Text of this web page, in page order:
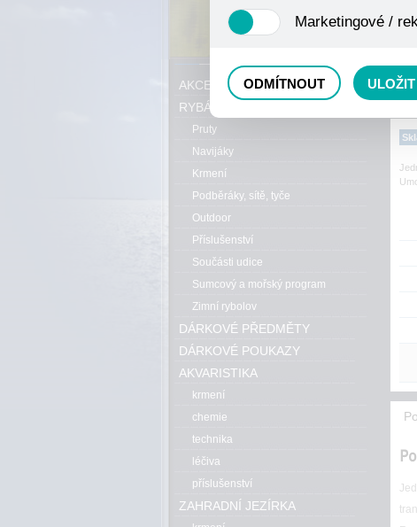
AKCE, SLEVY, VÝPRODEJ
RYBÁŘSKÝ SORTIMENT
Pruty
Navijáky
Krmení
Podběráky, sítě, tyče
Outdoor
Příslušenství
Součásti udice
Sumcový a mořský program
Zimní rybolov
DÁRKOVÉ PŘEDMĚTY
DÁRKOVÉ POUKAZY
AKVARISTIKA
krmení
chemie
technika
léčiva
příslušenství
ZAHRADNÍ JEZÍRKA
nejedná o osobní údaje, protože
odkazy, prohlížené zboží apod.
Marketingové /
ODMÍTNOUT